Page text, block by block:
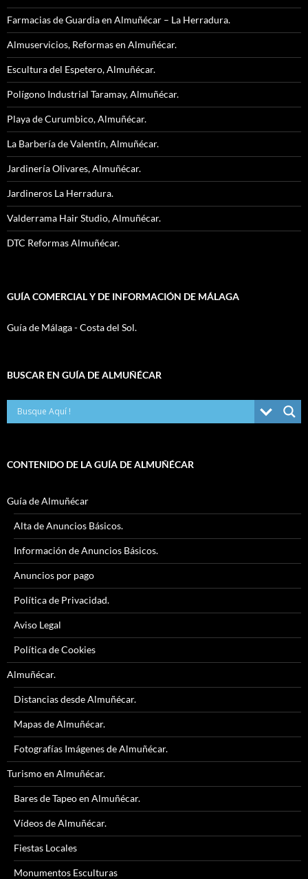
Farmacias de Guardia en Almuñécar – La Herradura.
Almuservicios, Reformas en Almuñécar.
Escultura del Espetero, Almuñécar.
Polígono Industrial Taramay, Almuñécar.
Playa de Curumbico, Almuñécar.
La Barbería de Valentín, Almuñécar.
Jardinería Olivares, Almuñécar.
Jardineros La Herradura.
Valderrama Hair Studio, Almuñécar.
DTC Reformas Almuñécar.
GUÍA COMERCIAL Y DE INFORMACIÓN DE MÁLAGA
Guía de Málaga - Costa del Sol.
BUSCAR EN GUÍA DE ALMUÑÉCAR
CONTENIDO DE LA GUÍA DE ALMUÑÉCAR
Guía de Almuñécar
Alta de Anuncios Básicos.
Información de Anuncios Básicos.
Anuncios por pago
Política de Privacidad.
Aviso Legal
Política de Cookies
Almuñécar.
Distancias desde Almuñécar.
Mapas de Almuñécar.
Fotografías Imágenes de Almuñécar.
Turismo en Almuñécar.
Bares de Tapeo en Almuñécar.
Vídeos de Almuñécar.
Fiestas Locales
Monumentos Esculturas